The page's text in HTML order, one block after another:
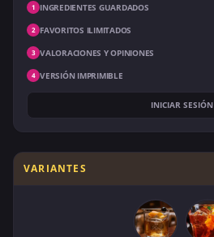
1 INGREDIENTES GUARDADOS
2 FAVORITOS ILIMITADOS
3 VALORACIONES Y OPINIONES
4 VERSIÓN IMPRIMIBLE
INICIAR SESIÓN
VARIANTES